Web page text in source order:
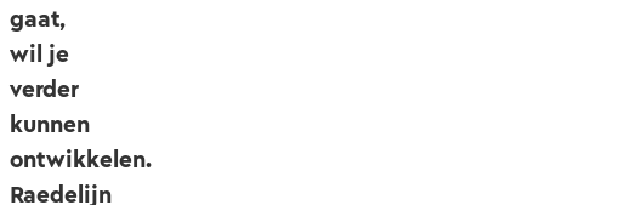
gaat,
wil je
verder
kunnen
ontwikkelen.
Raedelijn